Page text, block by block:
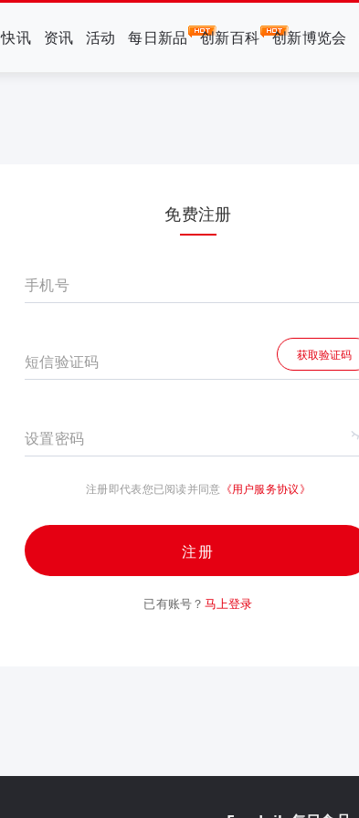
快讯 资讯 活动 每日新品 创新百科 创新博览会
免费注册
手机号
短信验证码 获取验证码
设置密码
注册即代表您已阅读并同意 《用户服务协议》
注册
已有账号？ 马上登录